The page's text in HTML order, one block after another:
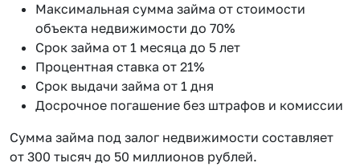
Максимальная сумма займа от стоимости
объекта недвижимости до 70%
Срок займа от 1 месяца до 5 лет
Процентная ставка от 21%
Срок выдачи займа от 1 дня
Досрочное погашение без штрафов и комиссии
Сумма займа под залог недвижимости составляет
от 300 тысяч до 50 миллионов рублей.